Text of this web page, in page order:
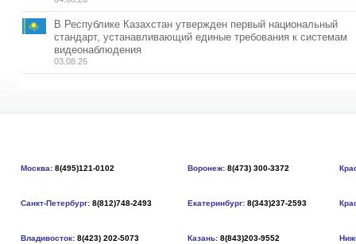
В Республике Казахстан утвержден первый национальный
стандарт, устанавливающий единые требования к системам
видеонаблюдения
03.08.26
Москва: 8(495)121-0102 Воронеж: 8(473) 300-3372
Санкт-Петербург: 8(812)748-2493 Екатеринбург: 8(343)237-2593
Владивосток: 8(423) 202-5073 Казань: 8(843)203-9552